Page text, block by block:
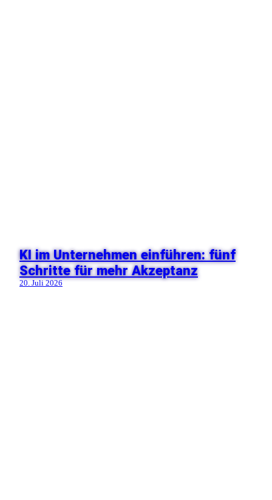
KI im Unternehmen einführen: fünf
Schritte für mehr Akzeptanz
20. Juli 2026